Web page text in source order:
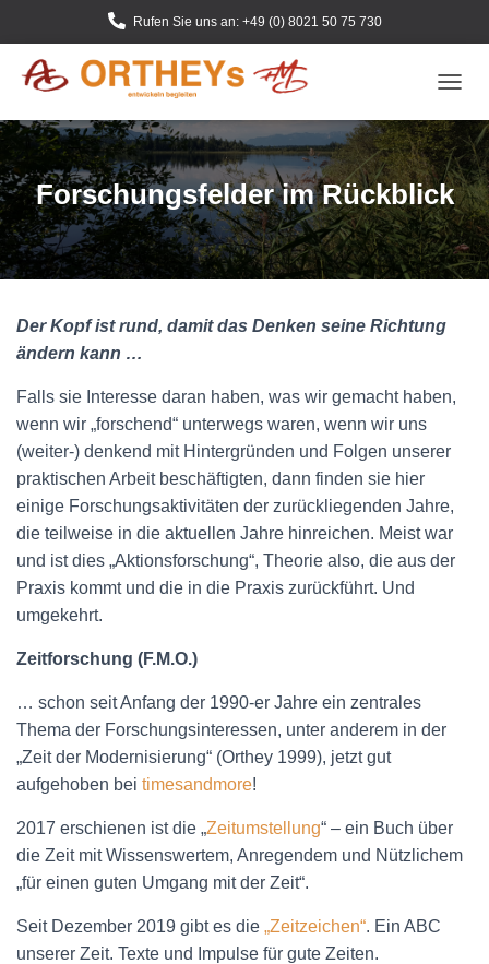
Rufen Sie uns an: +49 (0) 8021 50 75 730
A
V
I
G
A
T
O
A
T
Forschungsfelder im Rückblick
Der Kopf ist rund, damit das Denken seine Richtung
ändern kann …
Falls sie Interesse daran haben, was wir gemacht haben,
wenn wir „forschend“ unterwegs waren, wenn wir uns
(weiter-) denkend mit Hintergründen und Folgen unserer
praktischen Arbeit beschäftigten, dann finden sie hier
einige Forschungsaktivitäten der zurückliegenden Jahre,
die teilweise in die aktuellen Jahre hinreichen. Meist war
und ist dies „Aktionsforschung“, Theorie also, die aus der
Praxis kommt und die in die Praxis zurückführt. Und
umgekehrt.
Zeitforschung (F.M.O.)
… schon seit Anfang der 1990-er Jahre ein zentrales
Thema der Forschungsinteressen, unter anderem in der
„Zeit der Modernisierung“ (Orthey 1999), jetzt gut
aufgehoben bei timesandmore!
2017 erschienen ist die „Zeitumstellung“ – ein Buch über
die Zeit mit Wissenswertem, Anregendem und Nützlichem
„für einen guten Umgang mit der Zeit“.
Seit Dezember 2019 gibt es die „Zeitzeichen“. Ein ABC
unserer Zeit. Texte und Impulse für gute Zeiten.